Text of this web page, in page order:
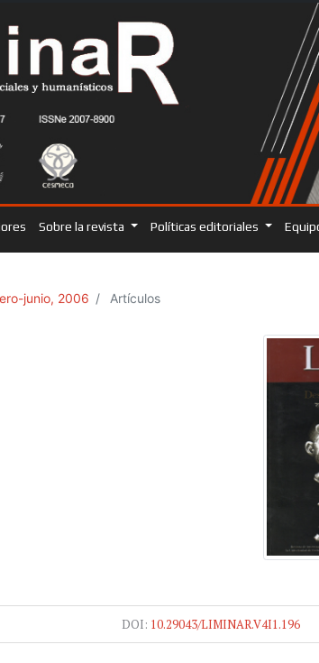
Sobre la revista Políticas editoriales
junio, 2006 Artículos
DOI: 10.29043/LIMINAR.V4I1.196